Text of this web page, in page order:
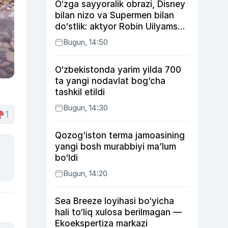
1
O‘zga sayyoralik obrazi, Disney
bilan nizo va Supermen bilan
do‘stlik: aktyor Robin Uilyams
haqida ko‘pchilik bilmaydigan
faktlar
Bugun, 14:50
O‘zbekistonda yarim yilda 700
ta yangi nodavlat bog‘cha
tashkil etildi
Bugun, 14:30
Qozog‘iston terma jamoasining
yangi bosh murabbiyi ma’lum
bo‘ldi
Bugun, 14:20
Sea Breeze loyihasi bo‘yicha
hali to‘liq xulosa berilmagan —
Ekoekspertiza markazi